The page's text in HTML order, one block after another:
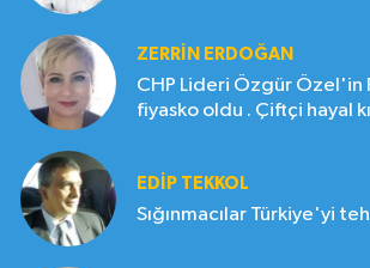
ZERRIN ERDOĞAN
CHP Lideri Özgür Özel'in
fiyasko oldu . Çiftçi hayal
EDIP TEKKOL
Sığınmacılar Türkiye'yi